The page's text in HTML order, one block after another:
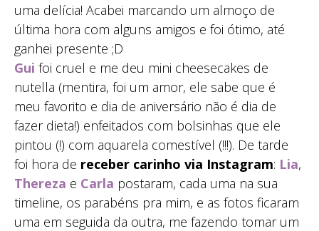
uma delícia! Acabei marcando um almoço de
última hora com alguns amigos e foi ótimo, até
ganhei presente ;D
Gui foi cruel e me deu mini cheesecakes de
nutella (mentira, foi um amor, ele sabe que é
meu favorito e dia de aniversário não é dia de
fazer dieta!) enfeitados com bolsinhas que ele
pintou (!) com aquarela comestível (!!!). De tarde
foi hora de receber carinho via Instagram: Lia,
Thereza e Carla postaram, cada uma na sua
timeline, os parabéns pra mim, e as fotos ficaram
uma em seguida da outra, me fazendo tomar um